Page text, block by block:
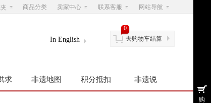
商品分类 卖家中心 联系客服 网站导航
In English 去购物车结算
0
求 非遗地图 积分抵扣 非遗说
购